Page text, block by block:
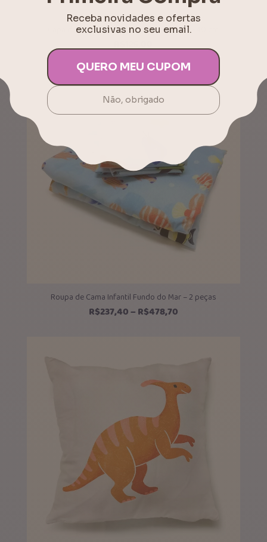
Capa de Almofada Infantil Tricerátope 40×40 cm
R$125,00
Roupa de Cama Infantil Fundo do Mar – 2 peças
R$237,40– R$478,70Faixa